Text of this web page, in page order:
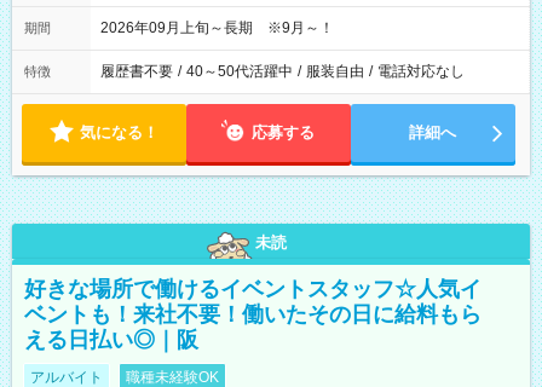
期間 2026年09月上旬～長期 ※9月～！
特徴 履歴書不要 / 40～50代活躍中 / 服装自由 / 電話対応なし
気になる！ 応募する 詳細へ
未読
好きな場所で働けるイベントスタッフ☆人気イ
ベントも！来社不要！働いたその日に給料もら
える日払い◎｜阪
アルバイト 職種未経験OK